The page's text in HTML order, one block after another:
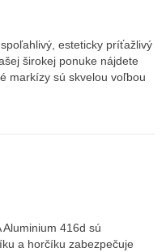
esteticky príťažlivý
širokej ponuke nájdete
markízy sú skvelou voľbou
416d sú
a horčíku zabezpečuje